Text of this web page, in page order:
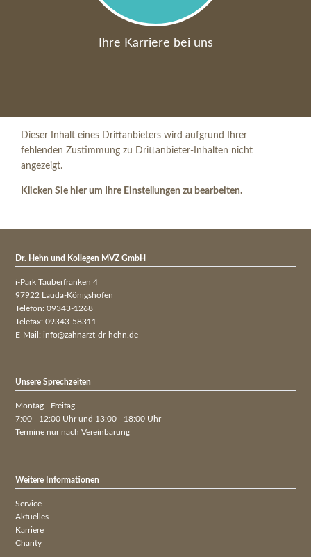
Ihre Karriere bei uns
Dieser Inhalt eines Drittanbieters wird aufgrund Ihrer
fehlenden Zustimmung zu Drittanbieter-Inhalten nicht
angezeigt.
Klicken Sie hier um Ihre Einstellungen zu bearbeiten.
Dr. Hehn und Kollegen MVZ GmbH
i-Park Tauberfranken 4
97922 Lauda-Königshofen
Telefon: 09343-1268
Telefax: 09343-58311
E-Mail:info@zahnarzt-dr-hehn.de
Unsere Sprechzeiten
Montag - Freitag
7:00 - 12:00 Uhr und 13:00 - 18:00 Uhr
Termine nur nach Vereinbarung
Weitere Informationen
Service
Aktuelles
Karriere
Charity